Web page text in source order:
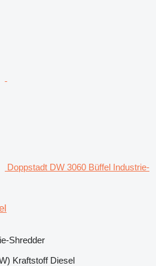
Doppstadt DW 3060 Büffel Industrie-
Shredder
Kraftstoff Diesel